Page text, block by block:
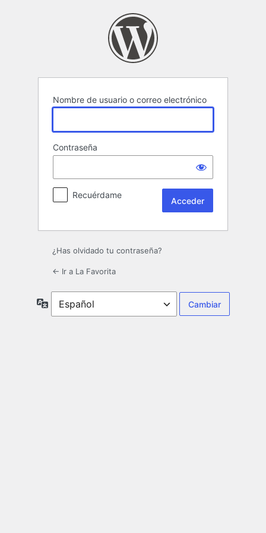
Nombre de usuario o correo electrónico
Contraseña
Recuérdame
¿Has olvidado tu contraseña?
← Ir a La Favorita
Idioma